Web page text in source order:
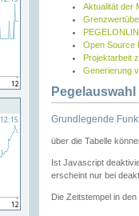
Aktualität der
Open Source
Projektarbeit
Generierung
Grundlegende
über die Tabelle
Ist Javascript
erscheint nur bei
Die Zeitstempel in